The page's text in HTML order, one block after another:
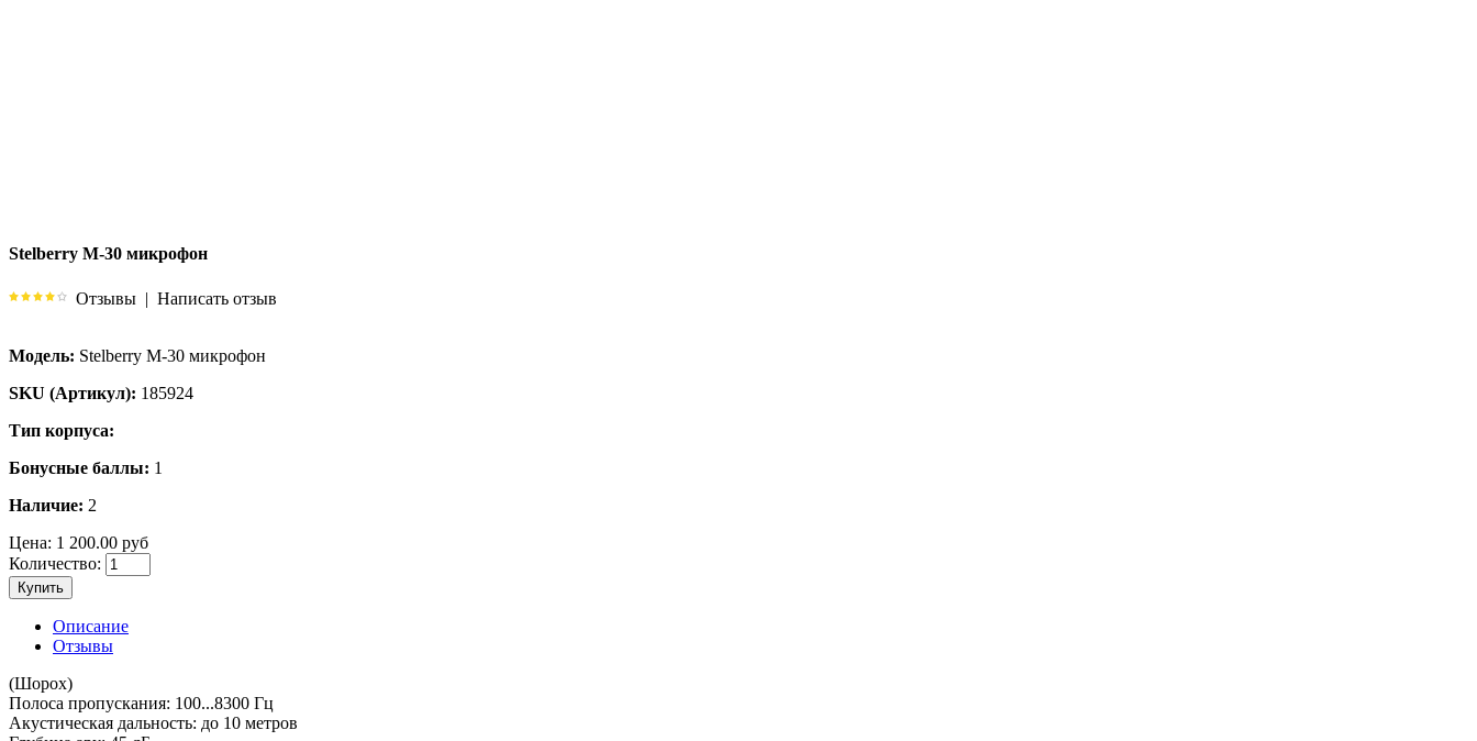
Stelberry M-30 микрофон
Отзывы | Написать отзыв
Модель: Stelberry M-30 микрофон
SKU (Артикул): 185924
Тип корпуса:
Бонусные баллы: 1
Наличие: 2
Цена: 1 200.00 руб
Количество:
Купить
Описание
Отзывы
(Шорох)
Полоса пропускания: 100...8300 Гц
Акустическая дальность: до 10 метров